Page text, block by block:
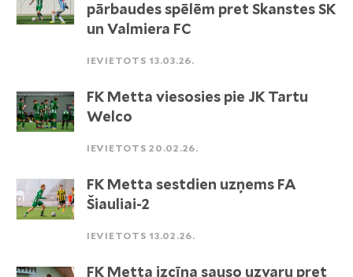
pārbaudes spēlēm pret Skanstes SK
un Valmiera FC
IEVIETOTS 13.03.26.
FK Metta viesosies pie JK Tartu
Welco
IEVIETOTS 20.02.26.
FK Metta sestdien uzņems FA
Šiauliai-2
IEVIETOTS 13.02.26.
FK Metta izcīna sauso uzvaru pret